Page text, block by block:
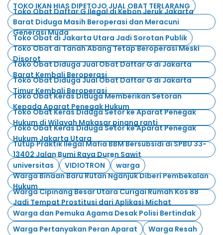
TOKO IKAN HIAS DIPETOJO JUAL OBAT TERLARANG
Toko Obat Daftar G Ilegal di Kebon Jeruk Jakarta
Barat Diduga Masih Beroperasi dan Meracuni
Generasi Muda
Toko Obat di Jakarta Utara Jadi Sorotan Publik
Toko Obat di Tanah Abang Tetap Beroperasi Meski
Disorot
Toko Obat Diduga Jual Obat Daftar G di Jakarta
Barat Kembali Beroperasi
Toko Obat Diduga Jual Obat Daftar G di Jakarta
Timur Kembali Beroperasi
Toko Obat Keras Diduga Memberikan Setoran
Kepada Aparat Penegak Hukum
Toko Obat Keras Diduga Setor ke Aparat Penegak
Hukum di Wilayah Makasar pinang ranti
Toko Obat Keras Diduga Setor ke Aparat Penegak
Hukum Jakarta Utara
Tutup Praktik Ilegal Mafia BBM Bersubsidi di SPBU 33-
13402 Jalan Bumi Raya Duren Sawit
universitas
VIDIOTRON
warga
Warga Binaan Baru Rutan Nganjuk Diberi Pembekalan
Hukum
Warga Cipinang Besar Utara Curigai Rumah Kos 88
Jadi Tempat Prostitusi dari Aplikasi Michat
Warga dan Pemuka Agama Desak Polisi Bertindak
Warga Pertanyakan Peran Aparat
Warga Resah